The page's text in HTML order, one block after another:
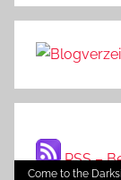
RSS –
Come to the